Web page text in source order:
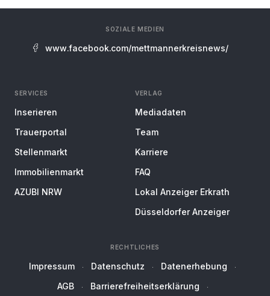
SOZIALE MEDIEN
www.facebook.com/mettmannerkreisnews/
SERVICES
Inserieren
Trauerportal
Stellenmarkt
Immobilienmarkt
AZUBI NRW
VERLAG
Mediadaten
Team
Karriere
FAQ
Lokal Anzeiger Erkrath
Düsseldorfer Anzeiger
RECHTLICHES
Impressum Datenschutz
Datenerhebung
AGB
Barrierefreiheitserklärung